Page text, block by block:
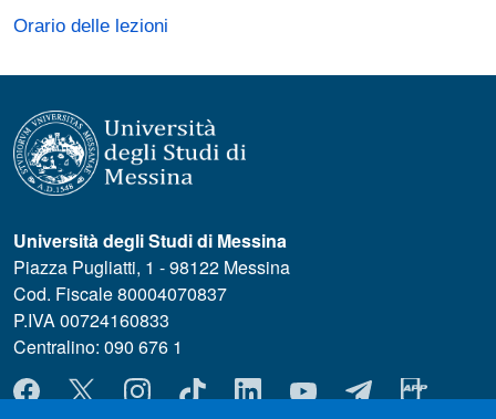
Orario delle lezioni
Università degli Studi di Messina
Piazza Pugliatti, 1 - 98122 Messina
Cod. Fiscale 80004070837
P.IVA 00724160833
Centralino: 090 676 1
MENÙ SOCIAL